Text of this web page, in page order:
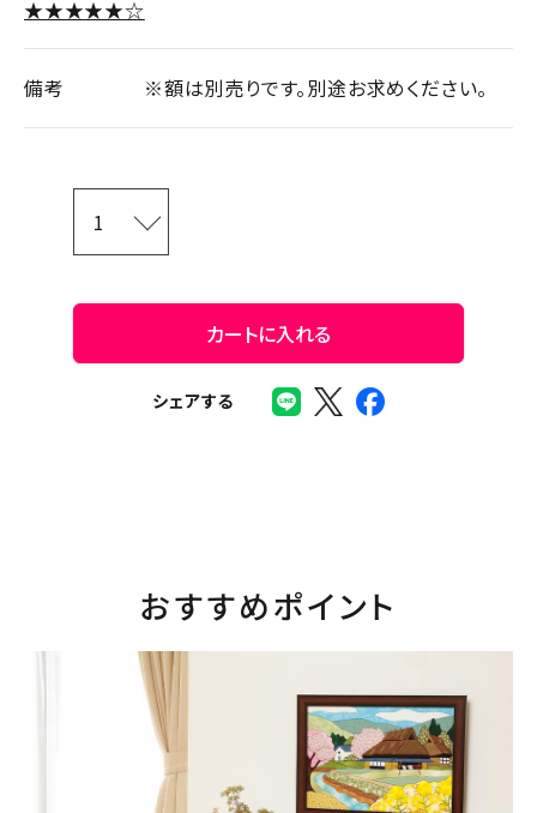
★★★★★☆
備考 ※額は別売りです。別途お求めください。
カートに入れる
シェアする
おすすめポイント